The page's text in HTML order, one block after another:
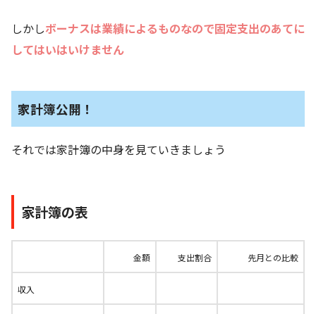
しかしボーナスは業績によるものなので固定支出のあてに
してはいはいけません
家計簿公開！
それでは家計簿の中身を見ていきましょう
家計簿の表
金額 支出割合 先月との比較
収入